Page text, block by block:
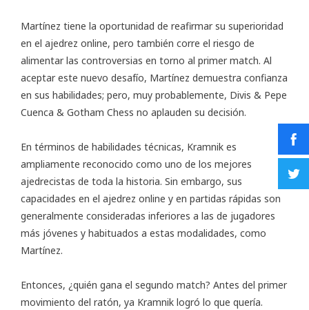
Martínez tiene la oportunidad de reafirmar su superioridad
en el ajedrez online, pero también corre el riesgo de
alimentar las controversias en torno al primer match. Al
aceptar este nuevo desafío, Martínez demuestra confianza
en sus habilidades; pero, muy probablemente, Divis & Pepe
Cuenca & Gotham Chess no aplauden su decisión.
En términos de habilidades técnicas, Kramnik es
ampliamente reconocido como uno de los mejores
ajedrecistas de toda la historia. Sin embargo, sus
capacidades en el ajedrez online y en partidas rápidas son
generalmente consideradas inferiores a las de jugadores
más jóvenes y habituados a estas modalidades, como
Martínez.
Entonces, ¿quién gana el segundo match? Antes del primer
movimiento del ratón, ya Kramnik logró lo que quería.